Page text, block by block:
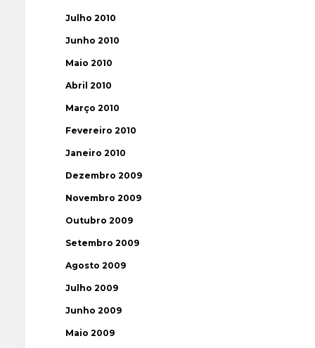
Julho 2010
Junho 2010
Maio 2010
Abril 2010
Março 2010
Fevereiro 2010
Janeiro 2010
Dezembro 2009
Novembro 2009
Outubro 2009
Setembro 2009
Agosto 2009
Julho 2009
Junho 2009
Maio 2009